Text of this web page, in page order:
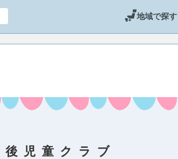
地域で探す
児童クラブ